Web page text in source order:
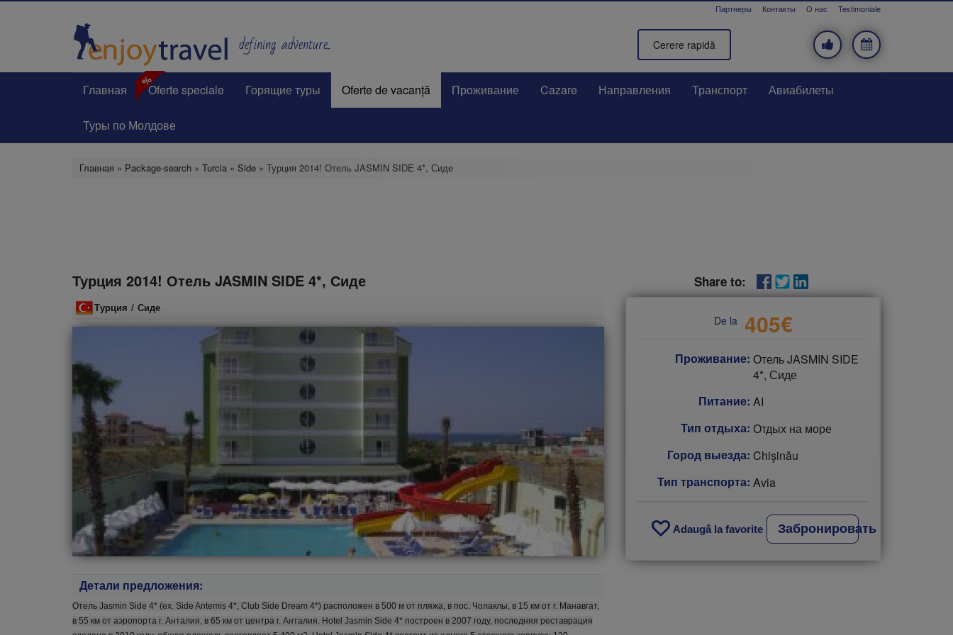
Testimoniale
О нас
Контакты
Партнеры
defining adventure.. Cerere rapidă
Главная
%
Oferte speciale Горящие туры Oferte de vacanță Проживание Cazare Направления Транспорт Авиабилеты
Туры по Молдове
Главная » Package-search » Turcia » Side » Турция 2014! Отель JASMIN SIDE 4*, Сиде
Share to:
De la 405€
Проживание: Отель JASMIN SIDE
4*, Сиде
Питание: AI
Тип отдыха: Отдых на море
Город выезда: Chişinău
Тип транспорта: Avia
Adaugâ la favorite Забронировать
Турция 2014! Отель JASMIN SIDE 4*, Сиде
Турция / Сиде
Детали предложения:
Отель Jasmin Side 4* (ex. Side Antemis 4*, Club Side Dream 4*) расположен в 500 м от пляжа, в пос. Чолаклы, в 15 км от г. Манавгат,
в 55 км от аэропорта г. Анталия, в 65 км от центра г. Анталия. Hotel Jasmin Side 4* построен в 2007 году, последняя реставрация